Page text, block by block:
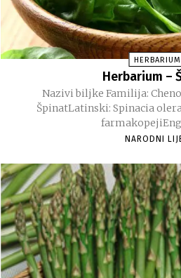
HERBARIUM
Herbarium –
Nazivi biljke Familija: ChenopodiaceaeNarodni:
ŠpinatLatinski: Spinacia
NARODNI